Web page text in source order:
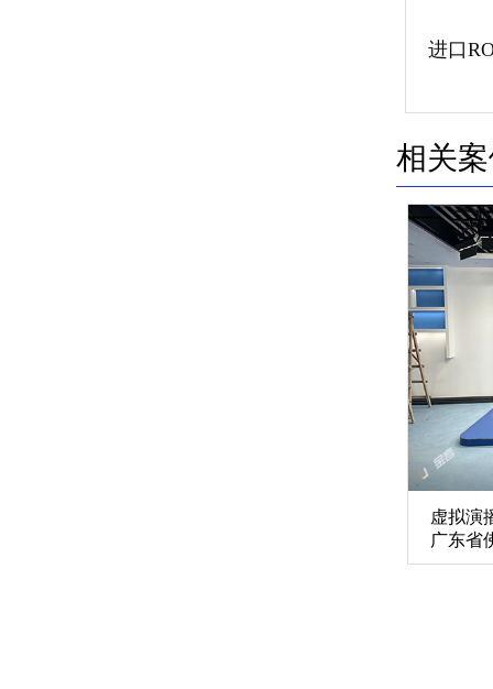
进口
相关
虚拟演
广东省